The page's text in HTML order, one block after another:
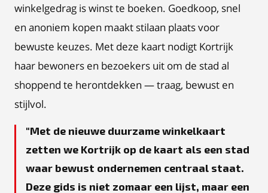
winkelgedrag is winst te boeken. Goedkoop, snel
en anoniem kopen maakt stilaan plaats voor
bewuste keuzes. Met deze kaart nodigt Kortrijk
haar bewoners en bezoekers uit om de stad al
shoppend te herontdekken — traag, bewust en
stijlvol.
Met de nieuwe duurzame winkelkaart
zetten we Kortrijk op de kaart als een stad
waar bewust ondernemen centraal staat.
Deze gids is niet zomaar een lijst, maar een